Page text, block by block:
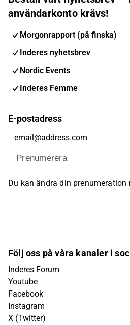
användarkonto krävs!
Morgonrapport (på finska)
Inderes nyhetsbrev
Nordic Events
Inderes Femme
E-postadress
Prenumerera
Du kan ändra din prenumeration
Följ oss på våra kanaler i
Inderes Forum
Youtube
Facebook
Instagram
X (Twitter)